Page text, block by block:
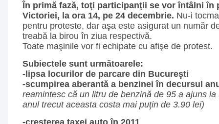
În primă fază, toţi participanţii se vor întâlni în
Victoriei, la ora 14, pe 24 decembrie. Nu-i
pentru proteste, dar aşa este asigurat un număr
treabă la birou în ziua respectivă.
Toate maşinile vor fi echipate cu afişe de protest.
Subiectele sunt următoarele:
-lipsa locurilor de parcare din Bucureşti
-scumpirea aberantă a benzinei în decursul
reamintesc că un litru de benzină de 95 a ajuns
anul trecut aceasta costa mai puţin de 3.90 lei)
-creşterea taxei auto în 2011